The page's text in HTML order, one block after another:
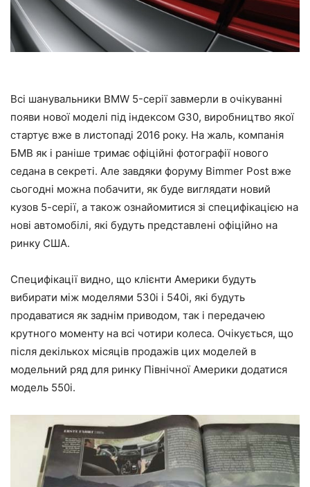
Всі шанувальники BMW 5-серії завмерли в очікуванні
появи нової моделі під індексом G30, виробництво якої
стартує вже в листопаді 2016 року. На жаль, компанія
БМВ як і раніше тримає офіційні фотографії нового
седана в секреті. Але завдяки форуму Bimmer Post вже
сьогодні можна побачити, як буде виглядати новий
кузов 5-серії, а також ознайомитися зі специфікацією на
нові автомобілі, які будуть представлені офіційно на
ринку США.
Специфікації видно, що клієнти Америки будуть
вибирати між моделями 530i і 540i, які будуть
продаватися як заднім приводом, так і передачею
крутного моменту на всі чотири колеса. Очікується, що
після декількох місяців продажів цих моделей в
модельний ряд для ринку Північної Америки додатися
модель 550i.